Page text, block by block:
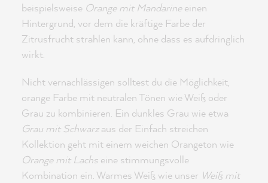
beispielsweise Orange mit Mandarineeinen
Hintergrund, vor dem die kräftige Farbe der
Zitrusfrucht strahlen kann, ohne dass es aufdringlich
wirkt.
Nicht vernachlässigen solltest du die Möglichkeit,
orange Farbe mit neutralen Tönen wie Weiß oder
Grau zu kombinieren. Ein dunkles Grau wie etwa
Grau mit Schwarzaus der Einfach streichen
Kollektion geht mit einem weichen Orangeton wie
Orange mit Lachs eine stimmungsvolle
Kombination ein. Warmes Weiß wie unser Weiß mit